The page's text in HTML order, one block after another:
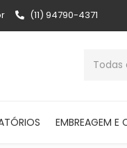
(11) 94790-4371
Todas
EMBREAGEM E